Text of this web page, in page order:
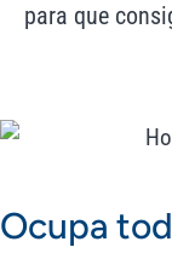
para que
Ocupa